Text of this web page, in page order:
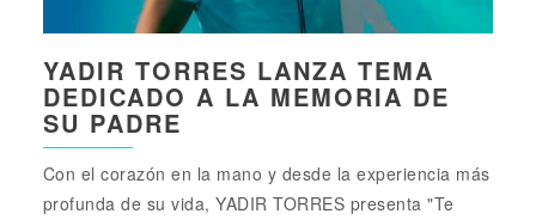
YADIR TORRES LANZA TEMA
DEDICADO A LA MEMORIA DE
SU PADRE
Con el corazón en la mano y desde la experiencia más
profunda de su vida, YADIR TORRES presenta "Te